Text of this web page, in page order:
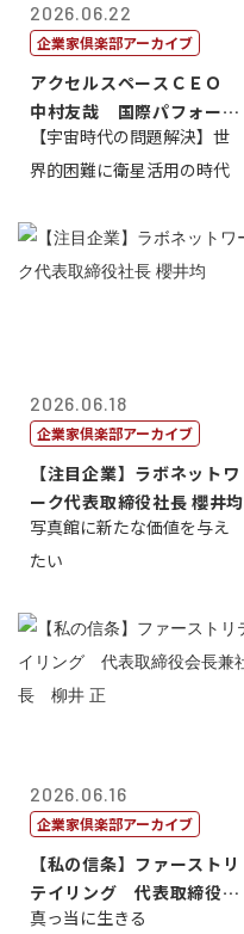
2026.06.22
企業家倶楽部アーカイブ
アクセルスペースＣＥＯ
中村友哉 国際パフォーマ
ンス研究所代...
【宇宙時代の問題解決】世
界的困難に衛星活用の時代
2026.06.18
企業家倶楽部アーカイブ
【注目企業】ラボネットワ
ーク代表取締役社長 櫻井均
写真館に新たな価値を与え
たい
2026.06.16
企業家倶楽部アーカイブ
【私の信条】ファーストリ
テイリング 代表取締役会
長兼社長 柳...
真っ当に生きる